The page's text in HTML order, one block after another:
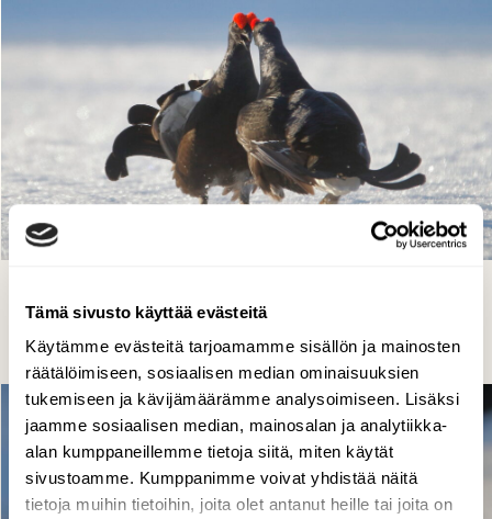
Tämä sivusto käyttää evästeitä
Käytämme evästeitä tarjoamamme sisällön ja mainosten
räätälöimiseen, sosiaalisen median ominaisuuksien
tukemiseen ja kävijämäärämme analysoimiseen. Lisäksi
jaamme sosiaalisen median, mainosalan ja analytiikka-
alan kumppaneillemme tietoja siitä, miten käytät
sivustoamme. Kumppanimme voivat yhdistää näitä
tietoja muihin tietoihin, joita olet antanut heille tai joita on
Lasse Kokko, Lappeenranta 17.4.2022